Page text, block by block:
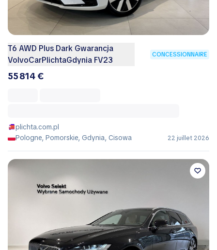
T6 AWD Plus Dark Gwarancja
VolvoCarPlichtaGdynia FV23
CONCESSIONNAIRE
55 814 €
plichta.com.pl
Pologne, Pomorskie, Gdynia, Cisowa
22 juillet 2026